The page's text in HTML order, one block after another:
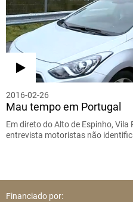
2016-02-26
Mau tempo em Portugal
Em direto do Alto de Espinho,
entrevista motoristas não
Financiado por: